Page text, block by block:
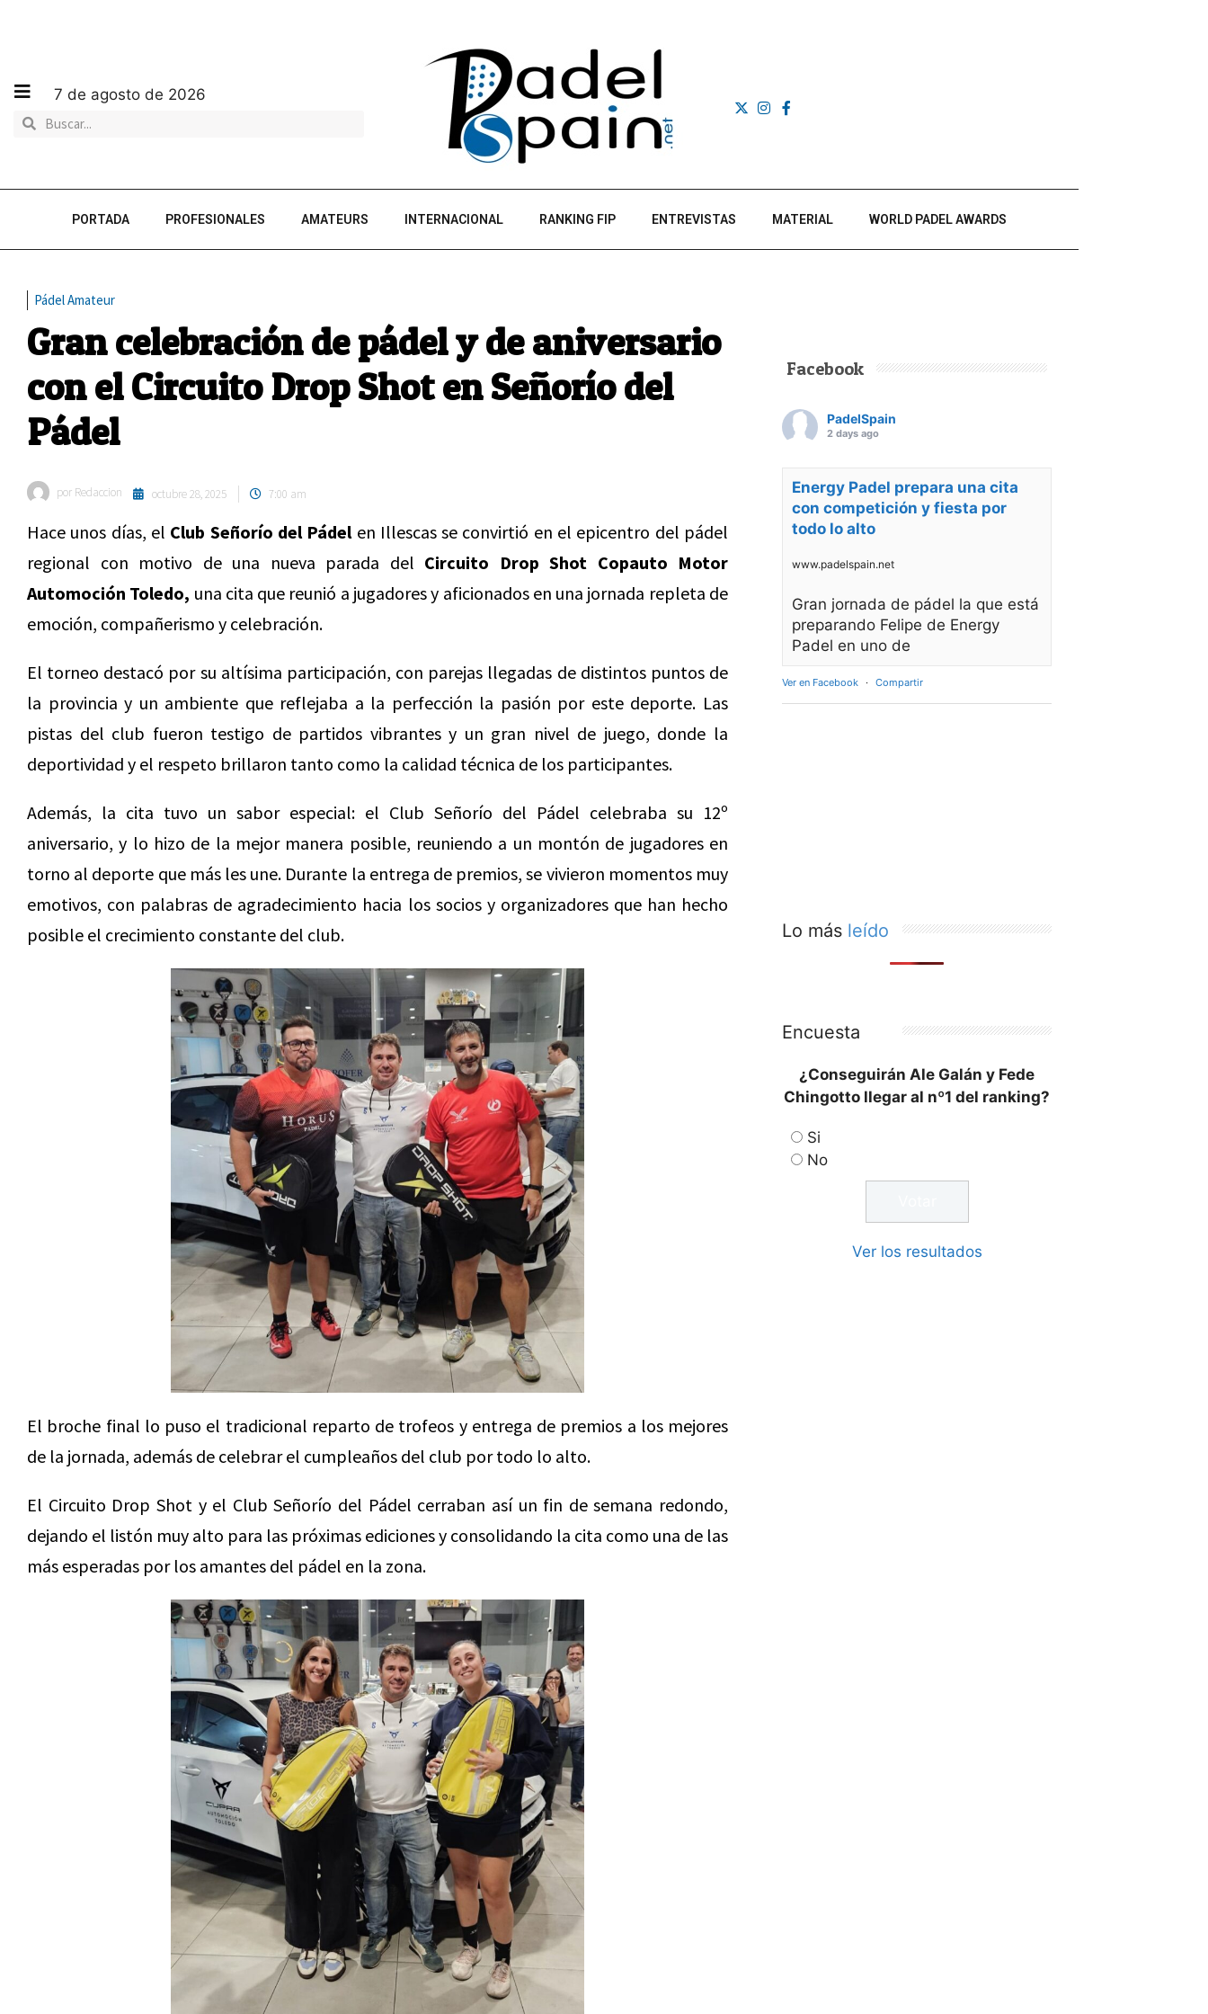
7 de agosto de 2026
PORTADA PROFESIONALES AMATEURS INTERNACIONAL RANKING FIP ENTREVISTAS MATERIAL WORLD PADEL AWARDS
Pádel Amateur
Gran celebración de pádel y de aniversario
con el Circuito Drop Shot en Señorío del
Pádel
por Redaccion octubre 28, 2025 7:00 am
Hace unos días, el Club Señorío del Pádel en Illescas se convirtió en el epicentro del pádel
regional con motivo de una nueva parada del Circuito Drop Shot Copauto Motor
Automoción Toledo, una cita que reunió a jugadores y aficionados en una jornada repleta de
emoción, compañerismo y celebración.
El torneo destacó por su altísima participación, con parejas llegadas de distintos puntos de
la provincia y un ambiente que reflejaba a la perfección la pasión por este deporte. Las
pistas del club fueron testigo de partidos vibrantes y un gran nivel de juego, donde la
deportividad y el respeto brillaron tanto como la calidad técnica de los participantes.
Además, la cita tuvo un sabor especial: el Club Señorío del Pádel celebraba su 12º
aniversario, y lo hizo de la mejor manera posible, reuniendo a un montón de jugadores en
torno al deporte que más les une. Durante la entrega de premios, se vivieron momentos muy
emotivos, con palabras de agradecimiento hacia los socios y organizadores que han hecho
posible el crecimiento constante del club.
El broche final lo puso el tradicional reparto de trofeos y entrega de premios a los mejores
de la jornada, además de celebrar el cumpleaños del club por todo lo alto.
El Circuito Drop Shot y el Club Señorío del Pádel cerraban así un fin de semana redondo,
dejando el listón muy alto para las próximas ediciones y consolidando la cita como una de las
más esperadas por los amantes del pádel en la zona.
Facebook
PadelSpain
2 days ago
Energy Padel prepara una cita
con competición y fiesta por
todo lo alto
www.padelspain.net
Gran jornada de pádel la que está
preparando Felipe de Energy
Padel en uno de
Ver en Facebook · Compartir
Lo más leído
Encuesta
¿Conseguirán Ale Galán y Fede
Chingotto llegar al nº1 del ranking?
Si
No
Ver los resultados